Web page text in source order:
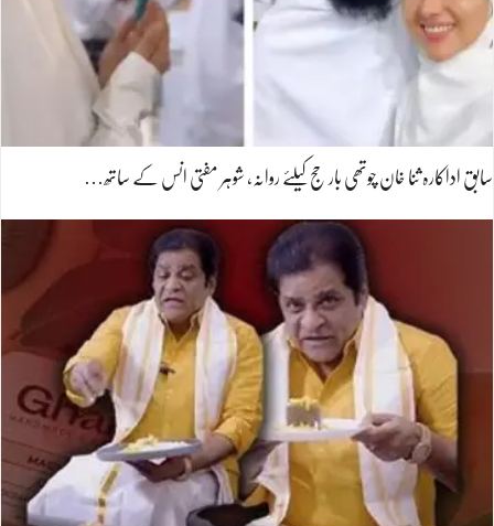
سابق اداکارہ ثنا خان چوتھی بار حج کیلئے روانہ، شوہر مفتی انس کے ساتھ…